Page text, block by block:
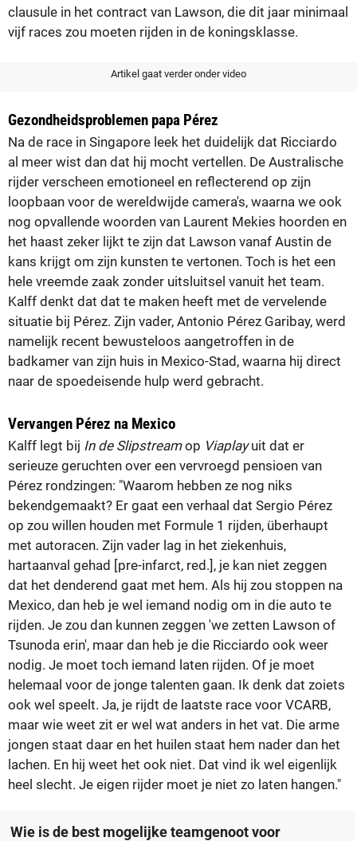
clausule in het contract van Lawson, die dit jaar minimaal
vijf races zou moeten rijden in de koningsklasse.
Artikel gaat verder onder video
Gezondheidsproblemen papa Pérez
Na de race in Singapore leek het duidelijk dat Ricciardo
al meer wist dan dat hij mocht vertellen. De Australische
rijder verscheen emotioneel en reflecterend op zijn
loopbaan voor de wereldwijde camera's, waarna we ook
nog opvallende woorden van Laurent Mekies hoorden en
het haast zeker lijkt te zijn dat Lawson vanaf Austin de
kans krijgt om zijn kunsten te vertonen. Toch is het een
hele vreemde zaak zonder uitsluitsel vanuit het team.
Kalff denkt dat dat te maken heeft met de vervelende
situatie bij Pérez. Zijn vader, Antonio Pérez Garibay, werd
namelijk recent bewusteloos aangetroffen in de
badkamer van zijn huis in Mexico-Stad, waarna hij direct
naar de spoedeisende hulp werd gebracht.
Vervangen Pérez na Mexico
Kalff legt bij In de Slipstreamop Viaplayuit dat er
serieuze geruchten over een vervroegd pensioen van
Pérez rondzingen: "Waarom hebben ze nog niks
bekendgemaakt? Er gaat een verhaal dat Sergio Pérez
op zou willen houden met Formule 1 rijden, überhaupt
met autoracen. Zijn vader lag in het ziekenhuis,
hartaanval gehad [pre-infarct, red.], je kan niet zeggen
dat het denderend gaat met hem. Als hij zou stoppen na
Mexico, dan heb je wel iemand nodig om in die auto te
rijden. Je zou dan kunnen zeggen 'we zetten Lawson of
Tsunoda erin', maar dan heb je die Ricciardo ook weer
nodig. Je moet toch iemand laten rijden. Of je moet
helemaal voor de jonge talenten gaan. Ik denk dat zoiets
ook wel speelt. Ja, je rijdt de laatste race voor VCARB,
maar wie weet zit er wel wat anders in het vat. Die arme
jongen staat daar en het huilen staat hem nader dan het
lachen. En hij weet het ook niet. Dat vind ik wel eigenlijk
heel slecht. Je eigen rijder moet je niet zo laten hangen."
Wie is de best mogelijke teamgenoot voor